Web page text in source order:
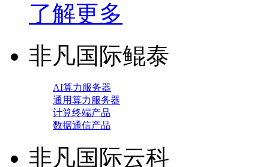
了解更多
非凡国际鲲泰
AI算力服务器
通用算力服务器
计算终端产品
数据通信产品
非凡国际云科